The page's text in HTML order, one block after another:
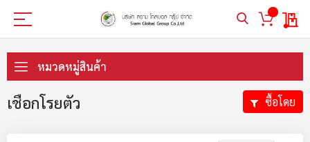
My
ไป
ที่
หมวดหมู่สินค้า
เชือกโรยตัว ซื้อโดย